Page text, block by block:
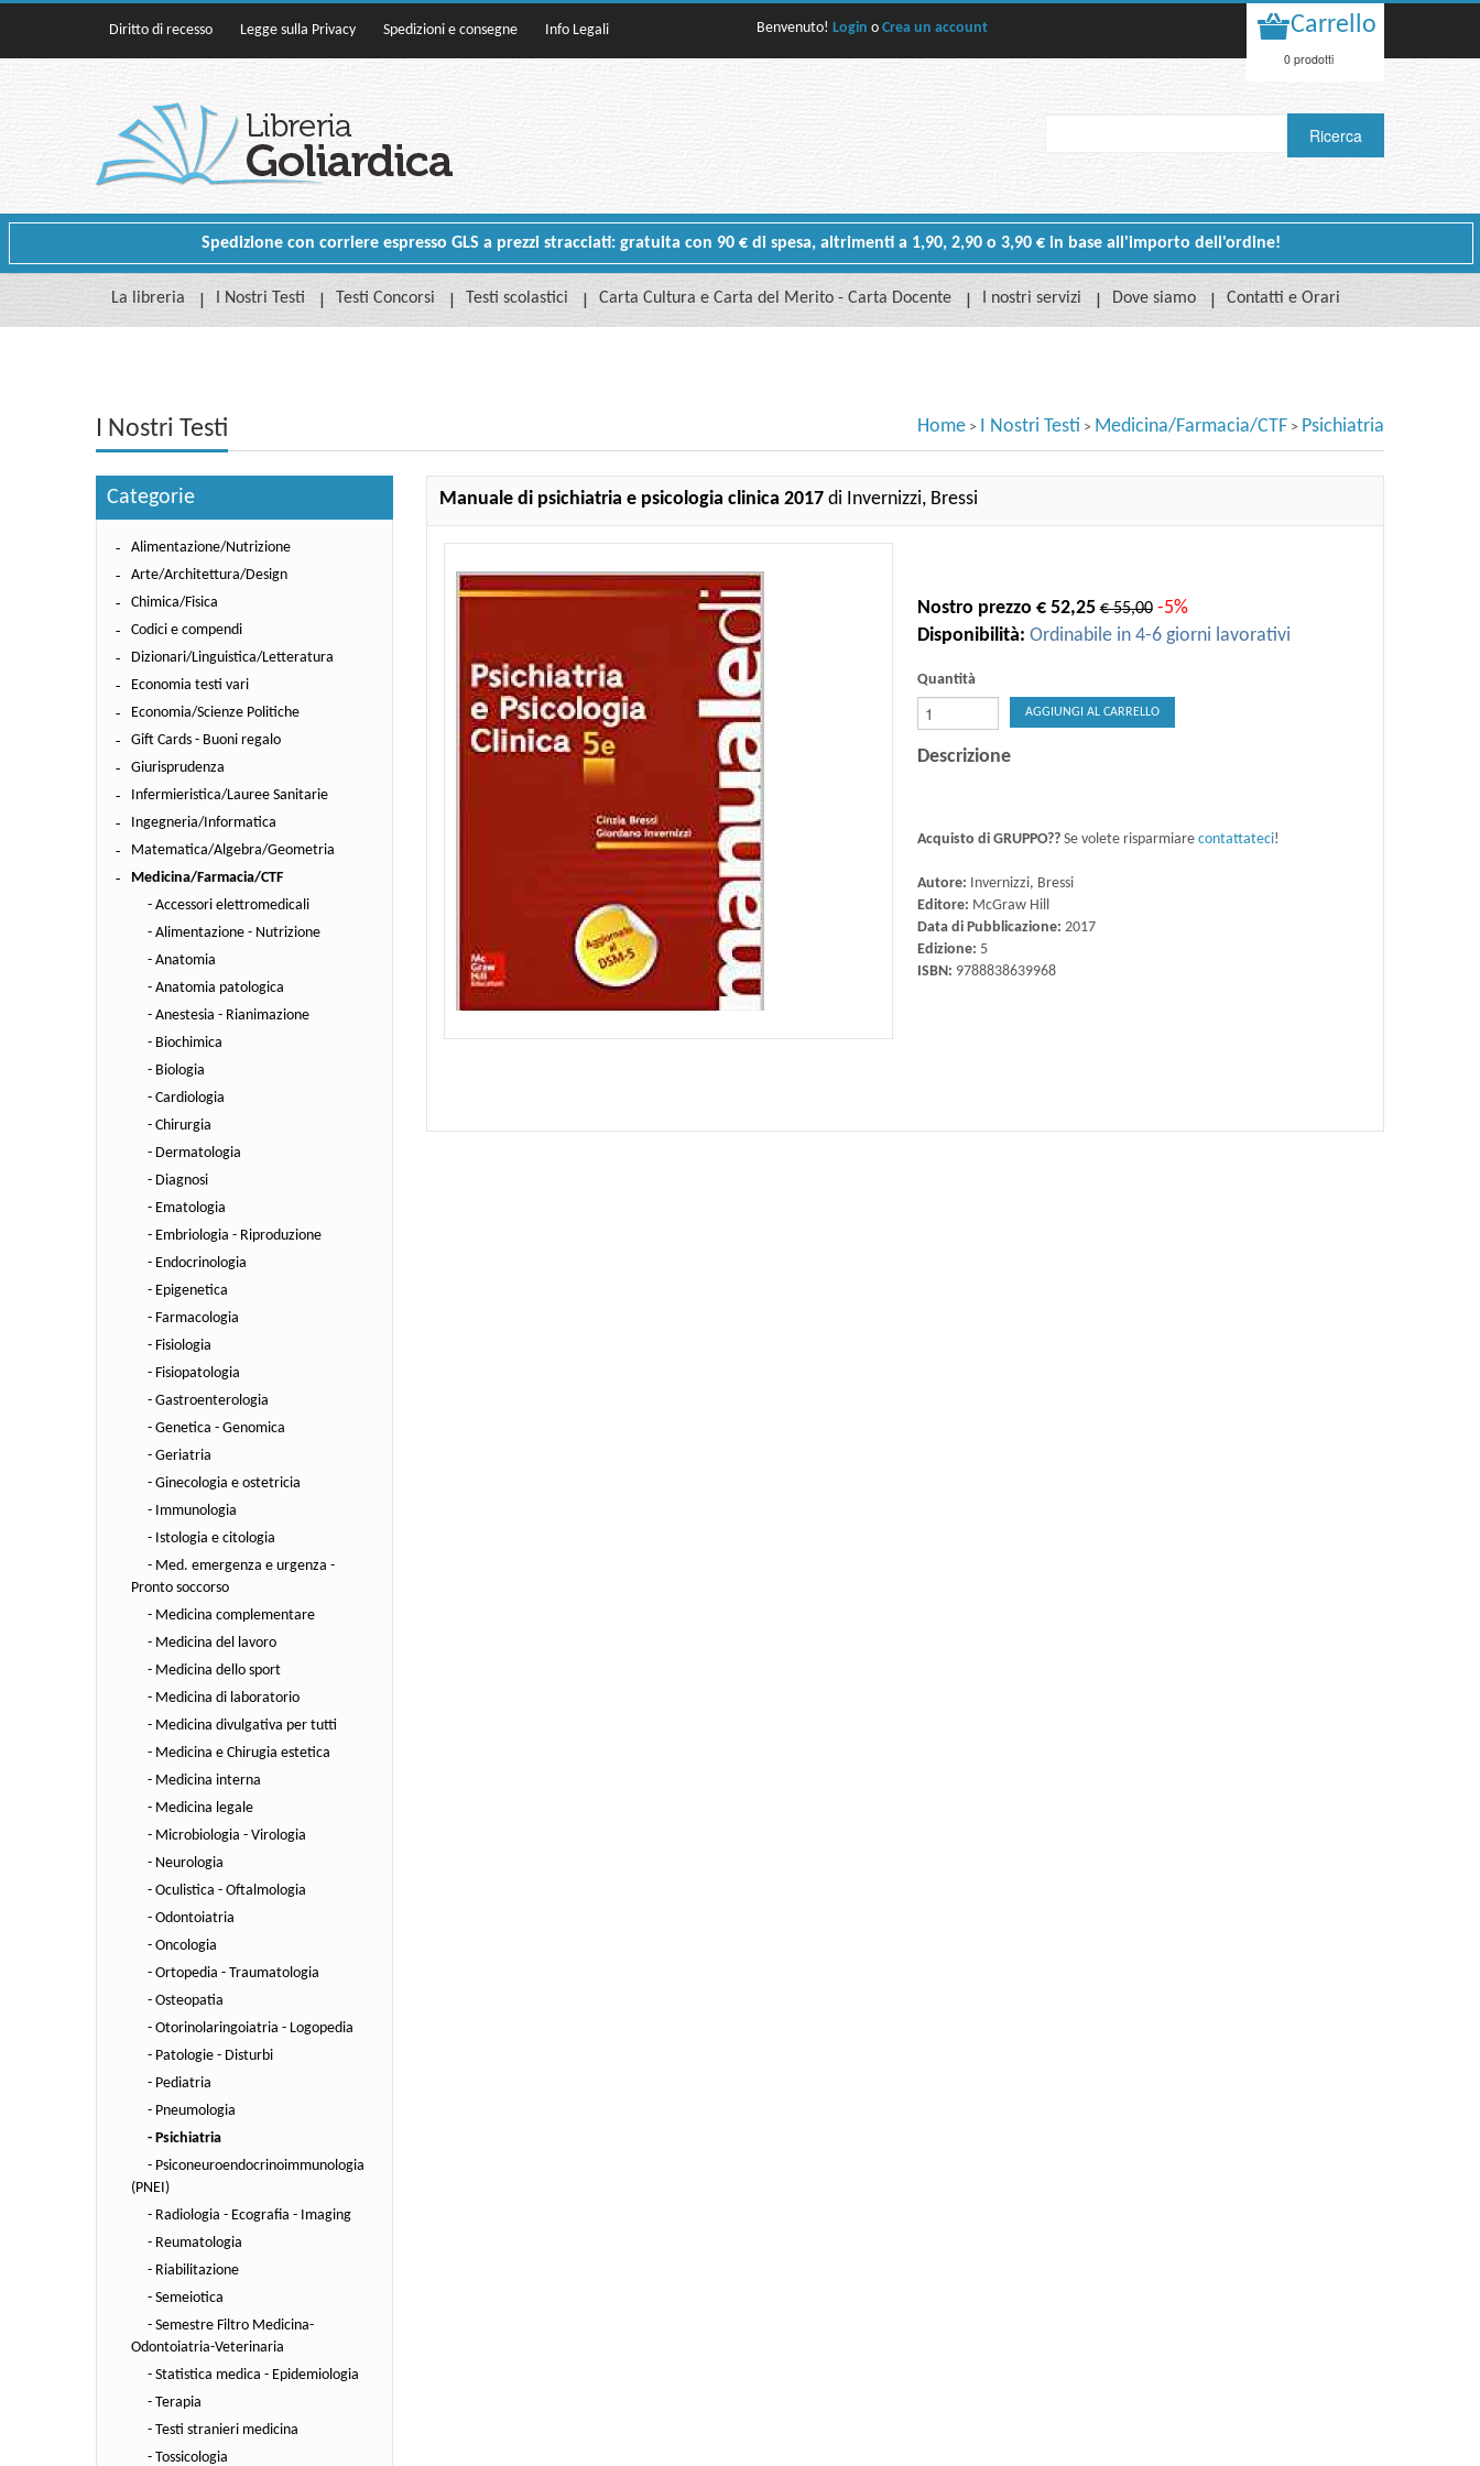
Diritto di recesso Legge sulla Privacy Spedizioni e consegne Info Legali Benvenuto! Login o Crea un account Carrello
0 prodotti
Spedizione con corriere espresso GLS a prezzi stracciati: gratuita con 90 € di spesa, altrimenti a 1,90, 2,90 o 3,90 € in base all'importo dell'ordine!
La libreria I Nostri Testi Testi Concorsi Testi scolastici Carta Cultura e Carta del Merito - Carta Docente I nostri servizi Dove siamo Contatti e Orari
I Nostri Testi Home > I Nostri Testi > Medicina/Farmacia/CTF > Psichiatria
Categorie
Alimentazione/Nutrizione
Arte/Architettura/Design
Chimica/Fisica
Codici e compendi
Dizionari/Linguistica/Letteratura
Economia testi vari
Economia/Scienze Politiche
Gift Cards - Buoni regalo
Giurisprudenza
Infermieristica/Lauree Sanitarie
Ingegneria/Informatica
Matematica/Algebra/Geometria
Medicina/Farmacia/CTF
- Accessori elettromedicali
- Alimentazione - Nutrizione
- Anatomia
- Anatomia patologica
- Anestesia - Rianimazione
- Biochimica
- Biologia
- Cardiologia
- Chirurgia
- Dermatologia
- Diagnosi
- Ematologia
- Embriologia - Riproduzione
- Endocrinologia
- Epigenetica
- Farmacologia
- Fisiologia
- Fisiopatologia
- Gastroenterologia
- Genetica - Genomica
- Geriatria
- Ginecologia e ostetricia
- Immunologia
- Istologia e citologia
- Med. emergenza e urgenza -
Pronto soccorso
- Medicina complementare
- Medicina del lavoro
- Medicina dello sport
- Medicina di laboratorio
- Medicina divulgativa per tutti
- Medicina e Chirugia estetica
- Medicina interna
- Medicina legale
- Microbiologia - Virologia
- Neurologia
- Oculistica - Oftalmologia
- Odontoiatria
- Oncologia
- Ortopedia - Traumatologia
- Osteopatia
- Otorinolaringoiatria - Logopedia
- Patologie - Disturbi
- Pediatria
- Pneumologia
- Psichiatria
- Psiconeuroendocrinoimmunologia
(PNEI)
- Radiologia - Ecografia - Imaging
- Reumatologia
- Riabilitazione
- Semeiotica
- Semestre Filtro Medicina-
Odontoiatria-Veterinaria
- Statistica medica - Epidemiologia
- Terapia
- Testi stranieri medicina
- Tossicologia
Manuale di psichiatria e psicologia clinica 2017 di Invernizzi, Bressi
Nostro prezzo € 52,25 € 55,00 -5%
Disponibilità: Ordinabile in 4-6 giorni lavorativi
Quantità
AGGIUNGI AL CARRELLO
Descrizione
Acquisto di GRUPPO??Se volete risparmiare contattateci!
Autore: Invernizzi, Bressi
Editore: McGraw Hill
Data di Pubblicazione: 2017
Edizione: 5
ISBN: 9788838639968